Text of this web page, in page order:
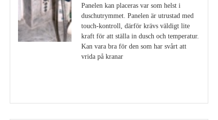
Panelen kan placeras var som helst i
duschutrymmet. Panelen är utrustad med
touch-kontroll, därför krävs väldigt lite
kraft för att ställa in dusch och temperatur.
Kan vara bra för den som har svårt att
vrida på kranar